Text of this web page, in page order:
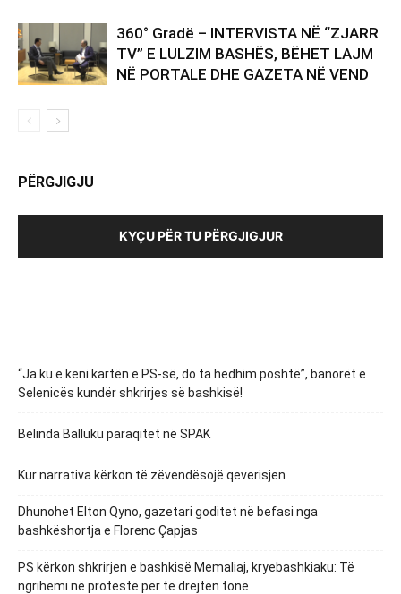
360° Gradë – INTERVISTA NË “ZJARR
TV” E LULZIM BASHËS, BËHET LAJM
NË PORTALE DHE GAZETA NË VEND
PËRGJIGJU
KYÇU PËR TU PËRGJIGJUR
“Ja ku e keni kartën e PS-së, do ta hedhim poshtë”, banorët e
Selenicës kundër shkrirjes së bashkisë!
Belinda Balluku paraqitet në SPAK
Kur narrativa kërkon të zëvendësojë qeverisjen
Dhunohet Elton Qyno, gazetari goditet në befasi nga
bashkëshortja e Florenc Çapjas
PS kërkon shkrirjen e bashkisë Memaliaj, kryebashkiaku: Të
ngrihemi në protestë për të drejtën tonë